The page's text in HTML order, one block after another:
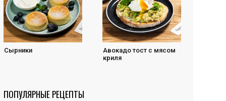
Сырники
Авокадо тост с мясом
криля
ПОПУЛЯРНЫЕ РЕЦЕПТЫ